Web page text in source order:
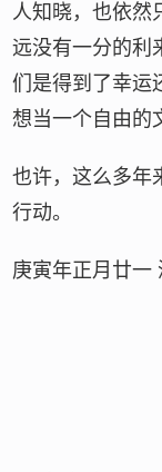
人知晓，也依然
远没有一分的利
们是得到了幸运
想当一个自由的
也许，这么多年
行动。
庚寅年正月廿一